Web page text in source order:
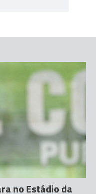
no Estádio da